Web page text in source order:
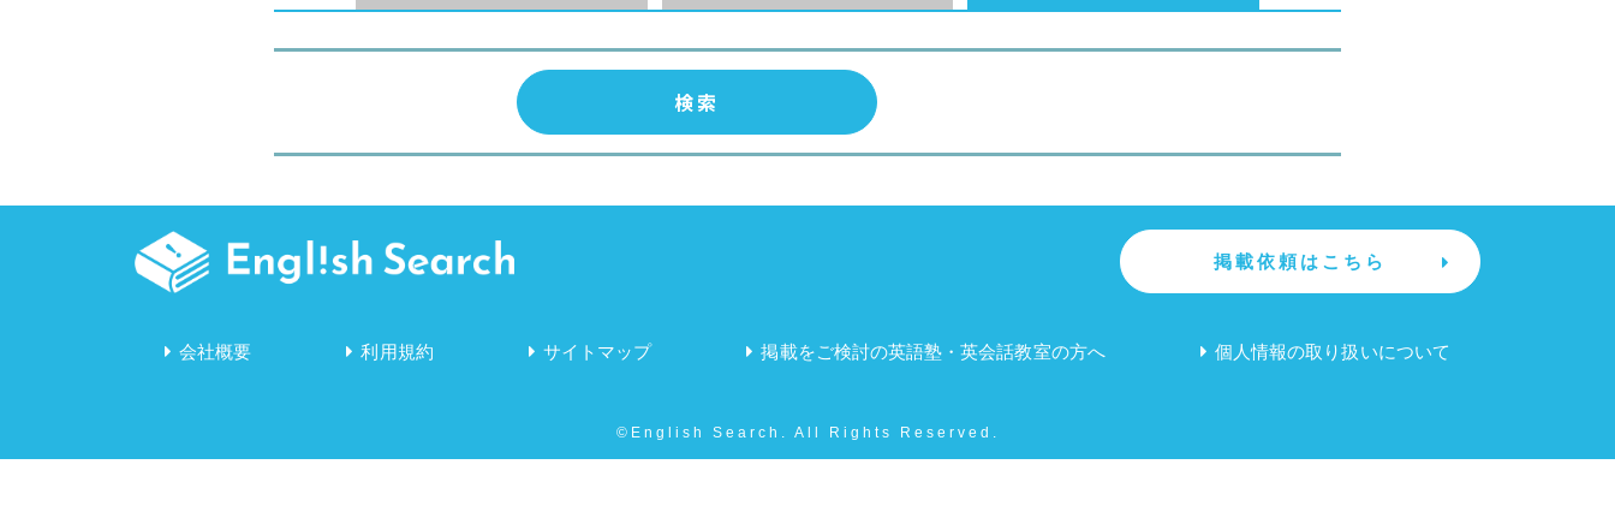
掲載依頼はこちら
会社概要 利用規約 サイトマップ 掲載をご検討の英語塾・英会話教室の方へ 個人情報の取り扱いについて
©English Search. All Rights Reserved.